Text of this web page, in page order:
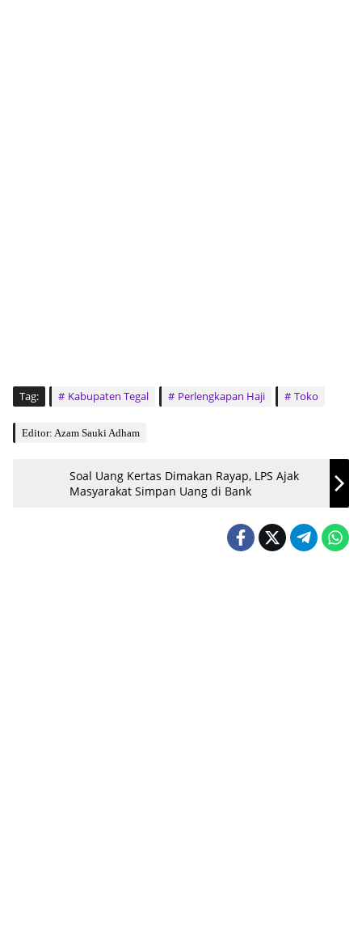
Tag: Kabupaten Tegal Perlengkapan Haji Toko
Editor: Azam Sauki Adham
Soal Uang Kertas Dimakan Rayap, LPS Ajak
Masyarakat Simpan Uang di Bank